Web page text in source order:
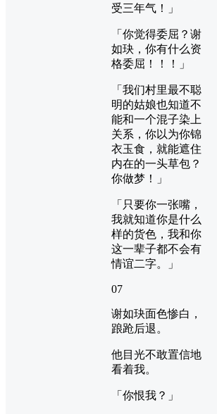
受三年气！」
「你觉得委屈？谢
如玦，你有什么资
格委屈！！！」
「我们村里最不聪
明的姑娘也知道不
能和一个混子染上
关系，你以为你锦
衣玉食，就能遮住
内在的一头草包？
你做梦！」
「只要你一张嘴，
我就知道你是什么
样的货色，我和你
这一辈子都不会有
情谊二字。」
07
谢如玦面色惨白，
踉跄后退。
他目光不敢置信地
看着我。
「你恨我？」